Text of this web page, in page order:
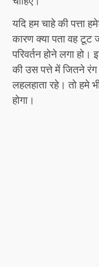
यदि हम चाहे की पत्ता
कारण क्या पता वह टूट
परिवर्तन होने लगा
की उस पत्ते में जितने रंग
लहलहाता रहे। तो हमे
होगा।